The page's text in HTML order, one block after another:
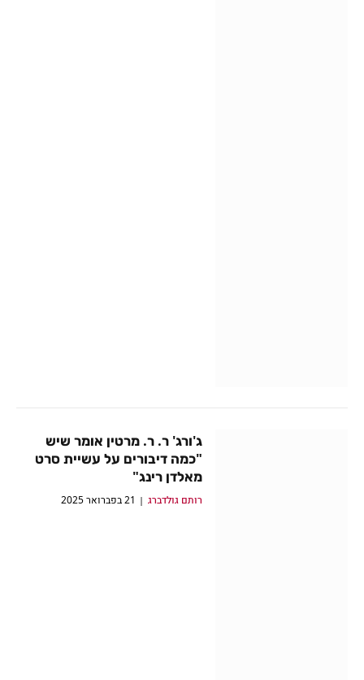
ג'ורג' ר. ר. מרטין אומר שיש
"כמה דיבורים על עשיית סרט
מאלדן רינג"
רותם גולדברג 21 בפברואר 2025